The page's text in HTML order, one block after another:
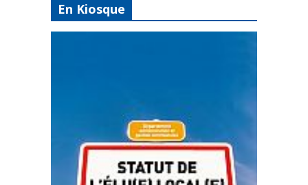
En Kiosque